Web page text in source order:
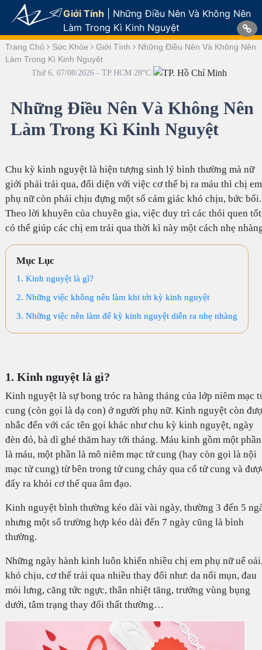
Giới Tính
Những Điều Nên Và Không Nên
Làm Trong Kì Kinh Nguyệt
Trang Chủ Sức Khỏe Giới Tính
Những Điều Nên Và Không Nên
Làm Trong Kì Kinh Nguyệt
Thứ 6, 07/08/2026 - TP HCM 28°C
Những Điều Nên Và Không Nên
Làm Trong Kì Kinh Nguyệt
Chu kỳ kinh nguyệt là hiện tượng sinh lý bình thường mà nữ
giới phải trải qua, đối diện với việc cơ thể bị ra máu thì chị em
phụ nữ còn phải chịu đựng một số cảm giác khó chịu, bức bối.
Theo lời khuyên của chuyên gia, việc duy trì các thói quen tốt
có thể giúp các chị em trải qua thời kì này một cách nhẹ
Mục Lục
1. Kinh nguyệt là gì?
2. Những việc không nên làm khi tới kỳ kinh nguyệt
3. Những việc nên làm để kỳ kinh nguyệt diễn ra nhẹ nhàng
1. Kinh nguyệt là gì?
Kinh nguyệt là sự bong tróc ra hàng tháng của lớp niêm mạc
cung (còn gọi là dạ con) ở người phụ nữ. Kinh nguyệt còn
nhắc đến với các tên gọi khác như chu kỳ kinh nguyệt, ngày
đèn đỏ, bà dì ghé thăm hay tới tháng. Máu kinh gồm một phần
là máu, một phần là mô niêm mạc tử cung (hay còn gọi là nội
mạc tử cung) từ bên trong tử cung chảy qua cổ tử cung và
đẩy ra khỏi cơ thể qua âm đạo.
Kinh nguyệt bình thường kéo dài vài ngày, thường 3 đến 5
nhưng một số trường hợp kéo dài đến 7 ngày cũng là bình
thường.
Những ngày hành kinh luôn khiến nhiều chị em phụ nữ uể
khó chịu, cơ thể trải qua nhiều thay đổi như: da nổi mụn, đau
mỏi lưng, căng tức ngực, thân nhiệt tăng, trướng vùng bụng
dưới, tâm trạng thay đổi thất thường…